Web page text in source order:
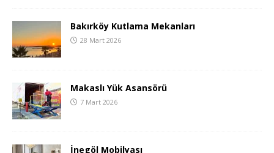
Bakırköy Kutlama Mekanları
28 Mart 2026
Makaslı Yük Asansörü
7 Mart 2026
İnegöl Mobilyası